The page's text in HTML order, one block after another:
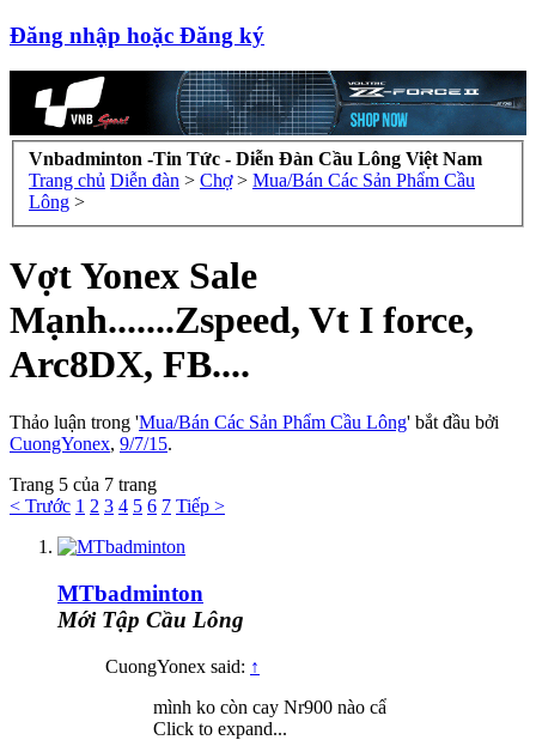
Đăng nhập hoặc Đăng ký
Vnbadminton -Tin Tức - Diễn Đàn Cầu Lông Việt Nam
Trang chủ Diễn đàn > Chợ > Mua/Bán Các Sản Phẩm Cầu
Lông >
Vợt Yonex Sale
Mạnh.......Zspeed, Vt I force,
Arc8DX, FB....
Thảo luận trong 'Mua/Bán Các Sản Phẩm Cầu Lông' bắt đầu bởi
CuongYonex, 9/7/15.
Trang 5 của 7 trang
< Trước 1 2 3 4 5 6 7 Tiếp >
MTbadminton
Mới Tập Cầu Lông
CuongYonex said: ↑
mình ko còn cay Nr900 nào cẩ
Click to expand...